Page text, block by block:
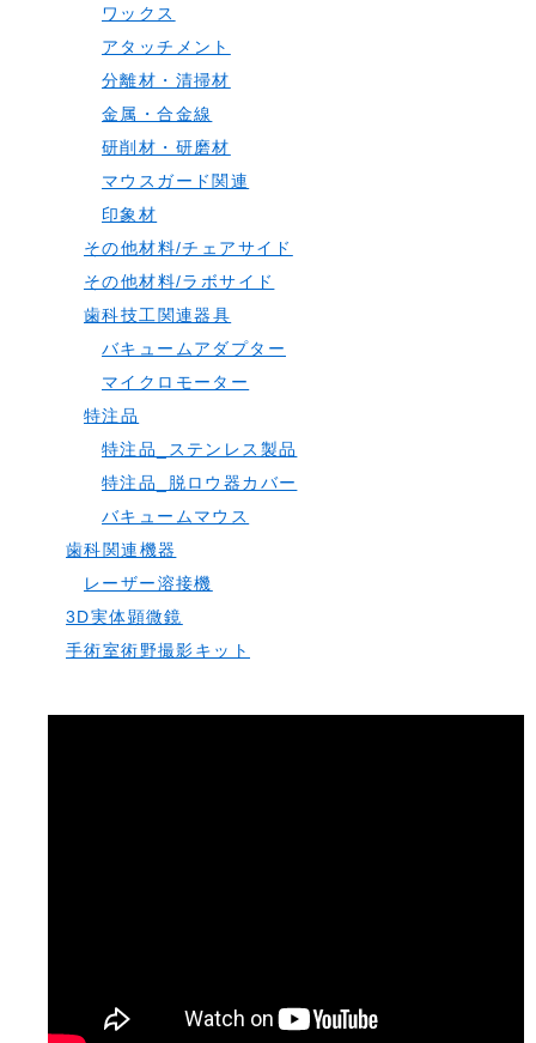
ワックス
アタッチメント
分離材・清掃材
金属・合金線
研削材・研磨材
マウスガード関連
印象材
その他材料/チェアサイド
その他材料/ラボサイド
歯科技工関連器具
バキュームアダプター
マイクロモーター
特注品
特注品_ステンレス製品
特注品_脱ロウ器カバー
バキュームマウス
歯科関連機器
レーザー溶接機
3D実体顕微鏡
手術室術野撮影キット